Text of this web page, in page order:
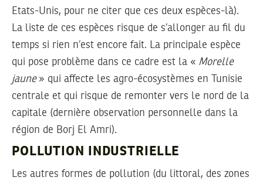
Etats-Unis, pour ne citer que ces deux espèces-là).
La liste de ces espèces risque de s’allonger au fil du
temps si rien n’est encore fait. La principale espèce
qui pose problème dans ce cadre est la « Morelle
jaune» qui affecte les agro-écosystèmes en Tunisie
centrale et qui risque de remonter vers le nord de la
capitale (dernière observation personnelle dans la
région de Borj El Amri).
POLLUTION INDUSTRIELLE
Les autres formes de pollution (du littoral, des zones